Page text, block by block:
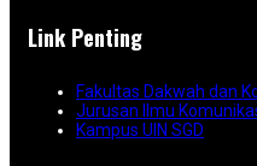
Link Penting
Fakultas Dakwah dan
Jurusan Ilmu
Kampus UIN SGD